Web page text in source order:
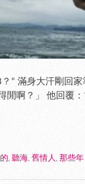
“ 滿身大汗剛回
啊？」 他回覆：
, 聽海, 舊情人, 那些年